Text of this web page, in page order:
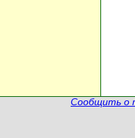
Сообщить о